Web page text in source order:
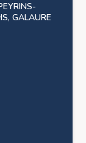
GALAURE